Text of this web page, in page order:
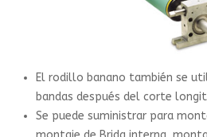
El rodillo banano también se
bandas después del corte
Se puede suministrar para